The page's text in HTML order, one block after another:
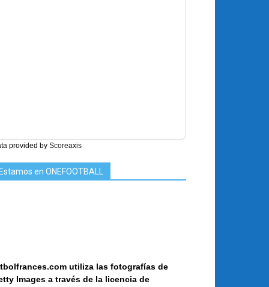
provided by Scoreaxis
Estamos en ONEFOOTBALL
utiliza las fotografías de
Images a través de la licencia de